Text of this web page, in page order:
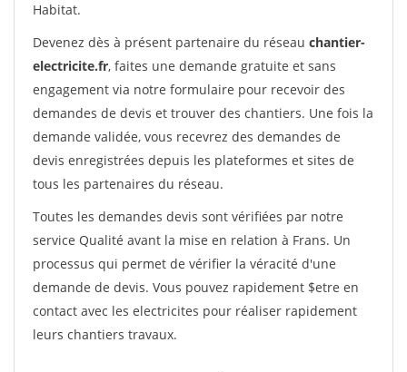
Habitat.
Devenez dès à présent partenaire du réseau chantier-
electricite.fr, faites une demande gratuite et sans
engagement via notre formulaire pour recevoir des
demandes de devis et trouver des chantiers. Une fois la
demande validée, vous recevrez des demandes de
devis enregistrées depuis les plateformes et sites de
tous les partenaires du réseau.
Toutes les demandes devis sont vérifiées par notre
service Qualité avant la mise en relation à Frans. Un
processus qui permet de vérifier la véracité d'une
demande de devis. Vous pouvez rapidement $etre en
contact avec les electricites pour réaliser rapidement
leurs chantiers travaux.